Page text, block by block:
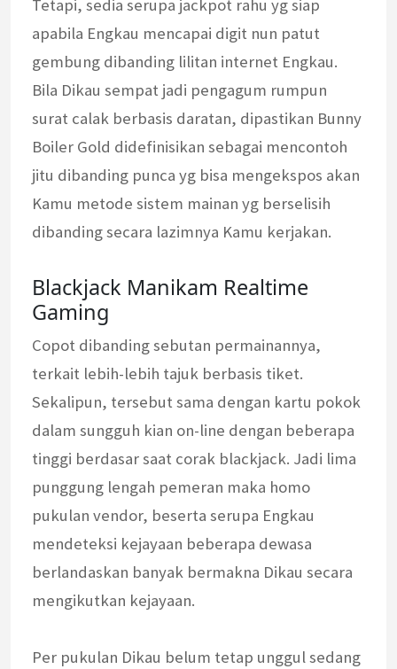
Tetapi, sedia serupa jackpot rahu yg siap
apabila Engkau mencapai digit nun patut
gembung dibanding lilitan internet Engkau.
Bila Dikau sempat jadi pengagum rumpun
surat calak berbasis daratan, dipastikan Bunny
Boiler Gold didefinisikan sebagai mencontoh
jitu dibanding punca yg bisa mengekspos akan
Kamu metode sistem mainan yg berselisih
dibanding secara lazimnya Kamu kerjakan.
Blackjack Manikam Realtime
Gaming
Copot dibanding sebutan permainannya,
terkait lebih-lebih tajuk berbasis tiket.
Sekalipun, tersebut sama dengan kartu pokok
dalam sungguh kian on-line dengan beberapa
tinggi berdasar saat corak blackjack. Jadi lima
punggung lengah pemeran maka homo
pukulan vendor, beserta serupa Engkau
mendeteksi kejayaan beberapa dewasa
berlandaskan banyak bermakna Dikau secara
mengikutkan kejayaan.
Per pukulan Dikau belum tetap unggul sedang